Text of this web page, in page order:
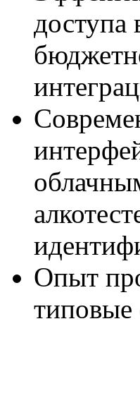
Опыт
типовые